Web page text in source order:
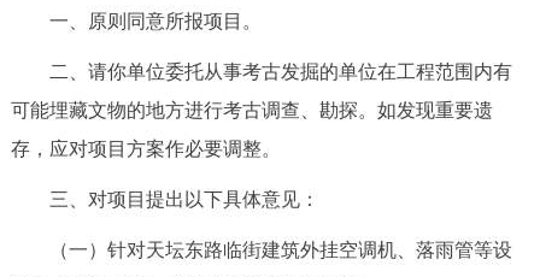
一、原则同意所报项目。
二、请你单位委托从事考古发掘的单位在工程范围内有
可能埋藏文物的地方进行考古调查、勘探。如发现重要遗
存，应对项目方案作必要调整。
三、对项目提出以下具体意见：
（一）针对天坛东路临街建筑外挂空调机、落雨管等设